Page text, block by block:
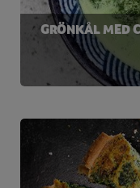
GRÖNKÅL MED